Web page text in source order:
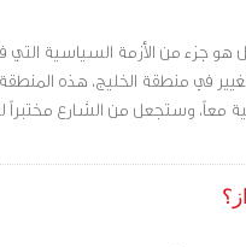
هو جزء من الأزمة السياسية
في منطقة الخليج، هذه
معاً، وستجعل من الشارع